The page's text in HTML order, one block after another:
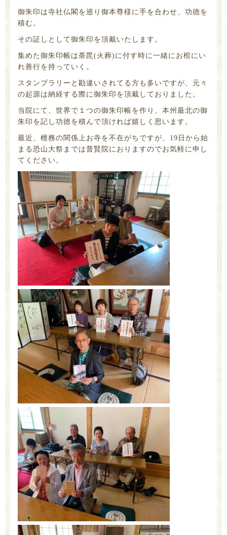
御朱印は寺社仏閣を巡り御本尊様に手を合わせ、功徳を
積む。
その証しとして御朱印を頂戴いたします。
集めた御朱印帳は荼毘(火葬)に付す時に一緒にお棺にい
れ善行を持っていく。
スタンプラリーと勘違いされてる方も多いですが、元々
の起源は納経する際に御朱印を頂戴しておりました。
当院にて、世界で１つの御朱印帳を作り、本州最北の御
朱印を記し功徳を積んで頂ければ嬉しく思います。
最近、檀務の関係上お寺を不在がちですが、19日から始
まる恐山大祭までは普賢院におりますのでお気軽に申し
てください。